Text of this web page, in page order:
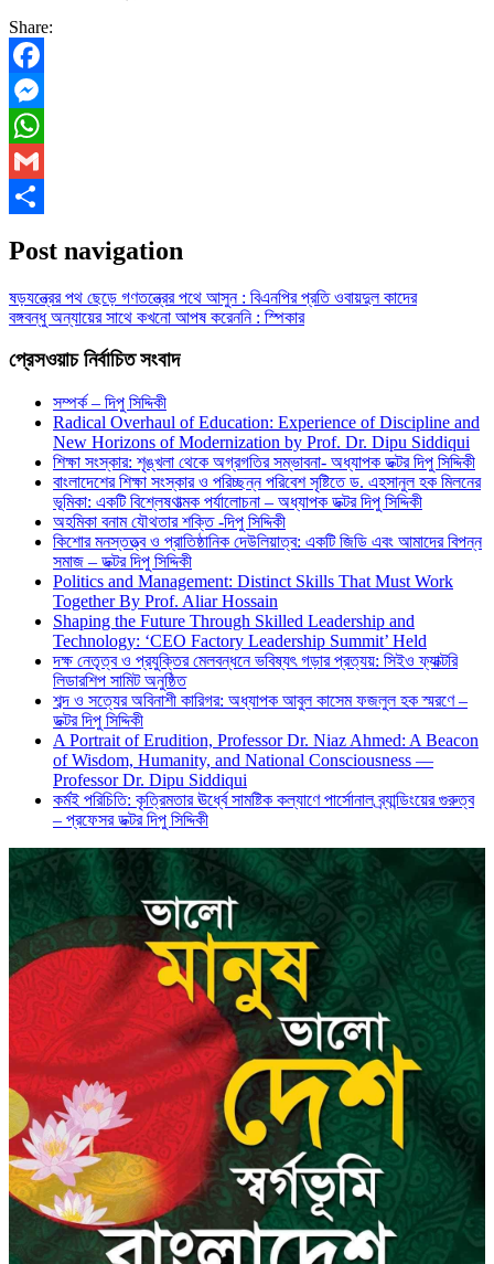
Share:
Facebook
Messenger
WhatsApp
Gmail
Post navigation
ষড়যন্ত্রের পথ ছেড়ে গণতন্ত্রের পথে আসুন : বিএনপির প্রতি ওবায়দুল কাদের
বঙ্গবন্ধু অন্যায়ের সাথে কখনো আপষ করেননি : স্পিকার
প্রেসওয়াচ নির্বাচিত সংবাদ
সম্পর্ক – দিপু সিদ্দিকী
Radical Overhaul of Education: Experience of Discipline and
New Horizons of Modernization by Prof. Dr. Dipu Siddiqui
শিক্ষা সংস্কার: শৃঙ্খলা থেকে অগ্রগতির সম্ভাবনা- অধ্যাপক ডক্টর দিপু সিদ্দিকী
বাংলাদেশের শিক্ষা সংস্কার ও পরিচ্ছন্ন পরিবেশ সৃষ্টিতে ড. এহসানুল হক মিলনের
ভূমিকা: একটি বিশ্লেষণাত্মক পর্যালোচনা – অধ্যাপক ডক্টর দিপু সিদ্দিকী
অহমিকা বনাম যৌথতার শক্তি -দিপু সিদ্দিকী
কিশোর মনস্তত্ত্ব ও প্রাতিষ্ঠানিক দেউলিয়াত্ব: একটি জিডি এবং আমাদের বিপন্ন
সমাজ – ডক্টর দিপু সিদ্দিকী
Politics and Management: Distinct Skills That Must Work
Together By Prof. Aliar Hossain
Shaping the Future Through Skilled Leadership and
Technology: ‘CEO Factory Leadership Summit’ Held
দক্ষ নেতৃত্ব ও প্রযুক্তির মেলবন্ধনে ভবিষ্যৎ গড়ার প্রত্যয়: সিইও ফ্যাক্টরি
লিডারশিপ সামিট অনুষ্ঠিত
শব্দ ও সত্যের অবিনাশী কারিগর: অধ্যাপক আবুল কাসেম ফজলুল হক স্মরণে –
ডক্টর দিপু সিদ্দিকী
A Portrait of Erudition, Professor Dr. Niaz Ahmed: A Beacon
of Wisdom, Humanity, and National Consciousness —
Professor Dr. Dipu Siddiqui
কর্মই পরিচিতি: কৃত্রিমতার ঊর্ধ্বে সামষ্টিক কল্যাণে পার্সোনাল ব্র্যান্ডিংয়ের গুরুত্ব
– প্রফেসর ডক্টর দিপু সিদ্দিকী